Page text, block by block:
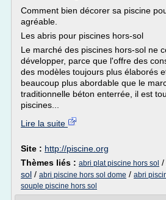
Comment bien décorer sa piscine
agréable.
Les abris pour piscines hors-sol
Le marché des piscines hors-sol ne
développer, parce que l'offre des
des modèles toujours plus élaborés
beaucoup plus abordable que le
traditionnelle béton enterrée, il est
piscines...
Lire la suite
Site : http://piscine.org
Thèmes liés : abri plat piscine hors sol /
sol / abri piscine hors sol dome / abri
souple piscine hors sol